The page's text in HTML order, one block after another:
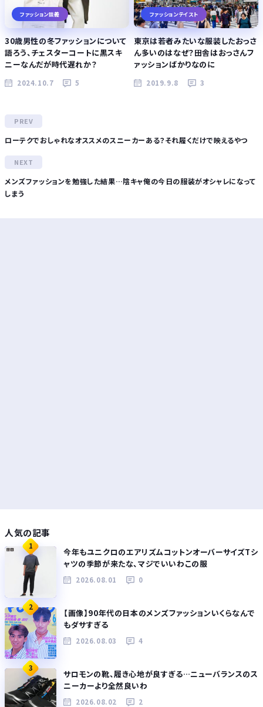
ファッション談義
30歳男性の冬ファッションについて
語ろう、チェスターコートに黒スキ
ニーなんだが時代遅れか？
2024.10.7 5
ファッションテイスト
東京は若者みたいな服装したおっさ
ん多いのはなぜ？田舎はおっさんフ
ァッションばかりなのに
2019.9.8 3
ローテクでおしゃれなオススメのスニーカーある？それ履くだけで映えるやつ
メンズファッションを勉強した結果…陰キャ俺の今日の服装がオシャレになって
しまう
人気の記事
1
今年もユニクロのエアリズムコットンオーバーサイズTシ
ャツの季節が来たな、マジでいいわこの服
2026.08.01 0
2
【画像】90年代の日本のメンズファッションいくらなんで
もダサすぎる
2026.08.03 4
3
サロモンの靴、履き心地が良すぎる…ニューバランスのス
ニーカーより全然良いわ
2026.08.02 2